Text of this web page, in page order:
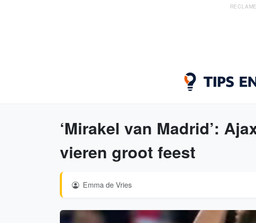
RECLAME
‘Mirakel van Madrid’:
vieren groot feest
Emma de Vries